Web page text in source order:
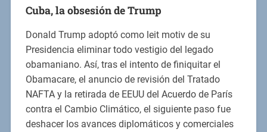
Cuba, la obsesión de Trump
Donald Trump adoptó como leit motiv de su
Presidencia eliminar todo vestigio del legado
obamaniano. Así, tras el intento de finiquitar el
Obamacare, el anuncio de revisión del Tratado
NAFTA y la retirada de EEUU del Acuerdo de París
contra el Cambio Climático, el siguiente paso fue
deshacer los avances diplomáticos y comerciales